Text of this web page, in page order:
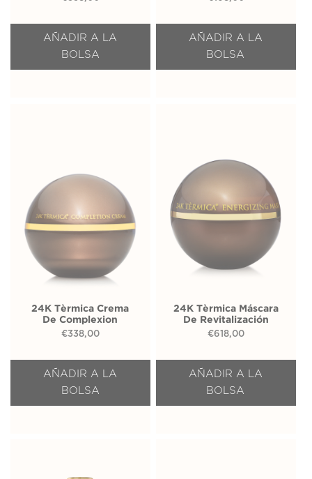
AÑADIR A LA
BOLSA
AÑADIR A LA
BOLSA
24K Tèrmica Crema
De Complexion
€338,00
AÑADIR A LA
BOLSA
24K Tèrmica Máscara
De Revitalización
€618,00
AÑADIR A LA
BOLSA